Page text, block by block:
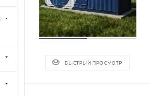
БЫСТРЫЙ ПРОСМОТР